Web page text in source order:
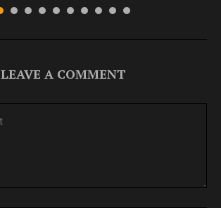
LEAVE A COMMENT